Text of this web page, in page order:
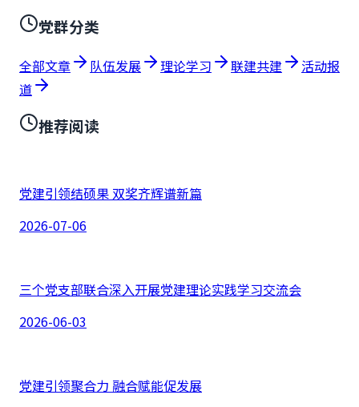
党群分类
全部文章 队伍发展 理论学习 联建共建
活动报
道
推荐阅读
党建引领结硕果 双奖齐辉谱新篇
2026-07-06
三个党支部联合深入开展党建理论实践学习交流会
2026-06-03
党建引领聚合力 融合赋能促发展